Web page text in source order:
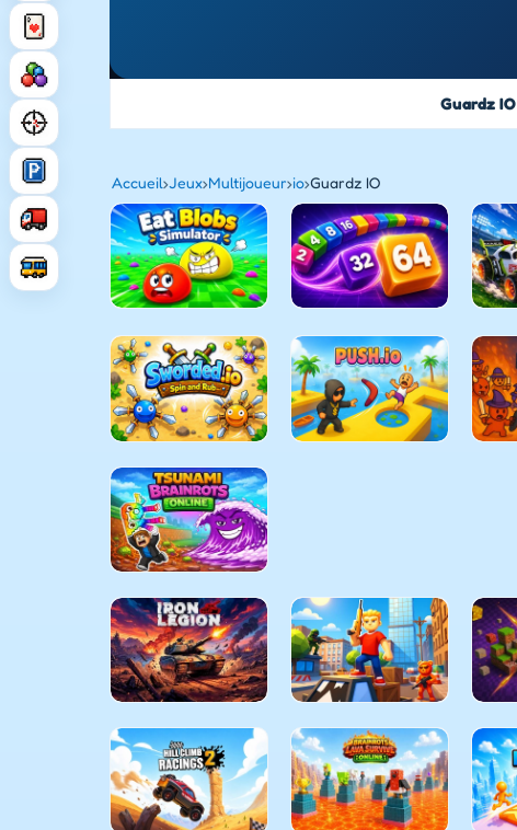
Guardz IO
Accueil›Jeux›Multijoueur›io›Guardz IO